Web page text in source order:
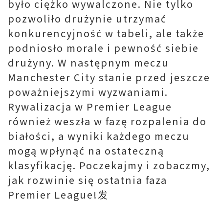
było ciężko wywalczone. Nie tylko
pozwoliło drużynie utrzymać
konkurencyjność w tabeli, ale także
podniosło morale i pewność siebie
drużyny. W następnym meczu
Manchester City stanie przed jeszcze
poważniejszymi wyzwaniami.
Rywalizacja w Premier League
również weszła w fazę rozpalenia do
białości, a wyniki każdego meczu
mogą wpłynąć na ostateczną
klasyfikację. Poczekajmy i zobaczmy,
jak rozwinie się ostatnia faza
Premier League!发